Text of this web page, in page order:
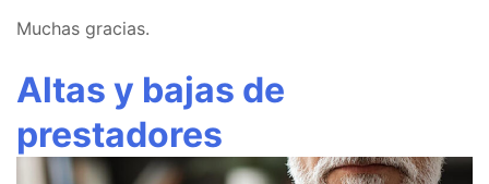
Muchas gracias.
Altas y bajas de
prestadores